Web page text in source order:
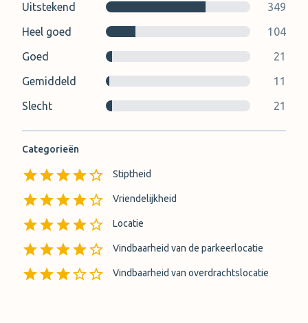
Uitstekend
349
Heel goed
104
Goed
21
Gemiddeld
11
Slecht
21
Categorieën
Stiptheid
Vriendelijkheid
Locatie
Vindbaarheid van de parkeerlocatie
Vindbaarheid van overdrachtslocatie